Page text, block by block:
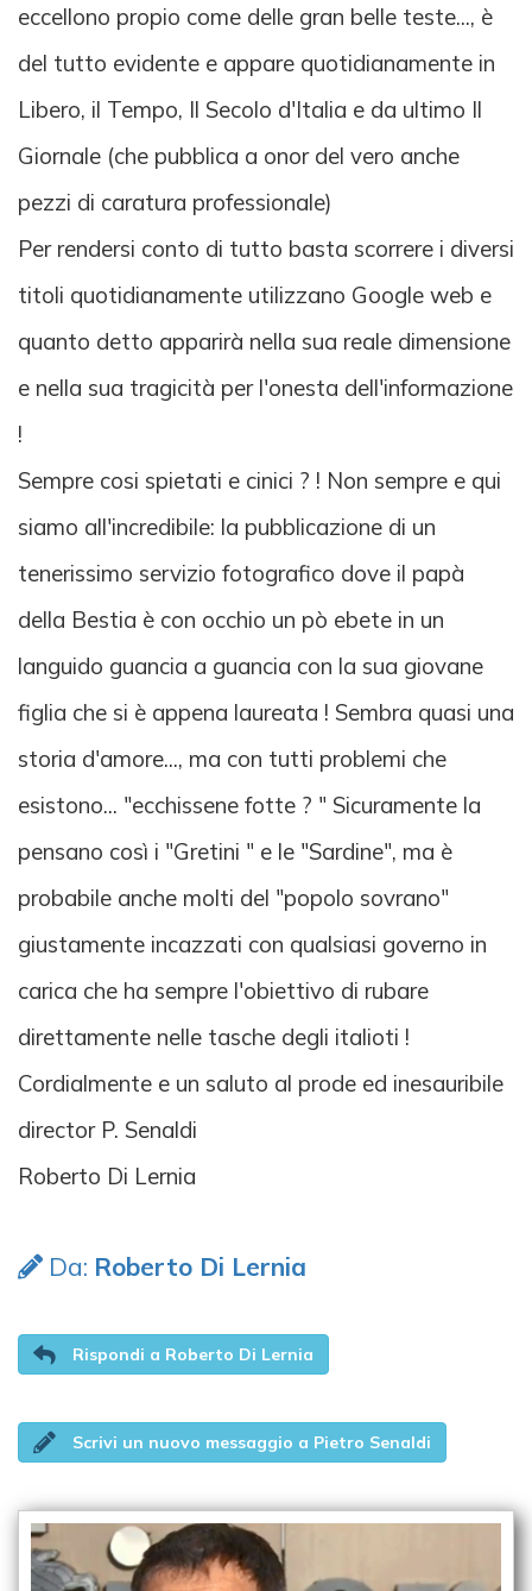
eccellono propio come delle gran belle teste..., è
del tutto evidente e appare quotidianamente in
Libero, il Tempo, Il Secolo d'Italia e da ultimo Il
Giornale (che pubblica a onor del vero anche
pezzi di caratura professionale)
Per rendersi conto di tutto basta scorrere i diversi
titoli quotidianamente utilizzano Google web e
quanto detto apparirà nella sua reale dimensione
e nella sua tragicità per l'onesta dell'informazione
!
Sempre cosi spietati e cinici ? ! Non sempre e qui
siamo all'incredibile: la pubblicazione di un
tenerissimo servizio fotografico dove il papà
della Bestia è con occhio un pò ebete in un
languido guancia a guancia con la sua giovane
figlia che si è appena laureata ! Sembra quasi una
storia d'amore..., ma con tutti problemi che
esistono... "ecchissene fotte ? " Sicuramente la
pensano così i "Gretini " e le "Sardine", ma è
probabile anche molti del "popolo sovrano"
giustamente incazzati con qualsiasi governo in
carica che ha sempre l'obiettivo di rubare
direttamente nelle tasche degli italioti !
Cordialmente e un saluto al prode ed inesauribile
director P. Senaldi
Roberto Di Lernia
Da: Roberto Di Lernia
Rispondi a Roberto Di Lernia
Scrivi un nuovo messaggio a Pietro Senaldi